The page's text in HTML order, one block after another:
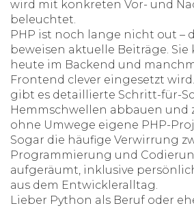
wird mit konkreten Vor- und
beleuchtet.
PHP ist noch lange nicht out –
beweisen aktuelle Beiträge. Sie
heute im Backend und
Frontend clever eingesetzt
gibt es detaillierte Schritt-für-
Hemmschwellen abbauen und
ohne Umwege eigene PHP-
Sogar die häufige Verwirrung
Programmierung und
aufgeräumt, inklusive
aus dem Entwickleralltag.
Lieber Python als Beruf oder